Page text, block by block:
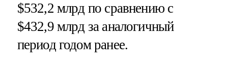
$532,2 млрд по сравнению с
$432,9 млрд за аналогичный
период годом ранее.